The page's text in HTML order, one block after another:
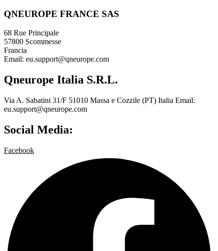
QNEUROPE FRANCE SAS
68 Rue Principale
57800 Scommesse
Francia
Email: eu.support@qneurope.com
Qneurope Italia S.R.L.
Via A. Sabatini 31/F 51010 Massa e Cozzile (PT) Italia Email:
eu.support@qneurope.com
Social Media:
Facebook